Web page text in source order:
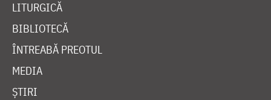
LITURGICĂ
BIBLIOTECĂ
ÎNTREABĂ PREOTUL
MEDIA
ȘTIRI